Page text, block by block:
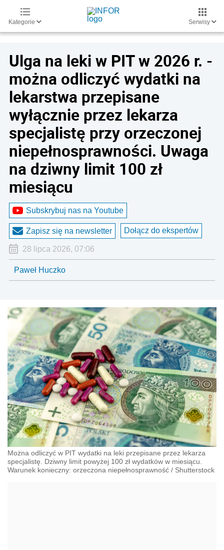
Kategorie Serwisy
Ulga na leki w PIT w 2026 r. -
można odliczyć wydatki na
lekarstwa przepisane
wyłącznie przez lekarza
specjalistę przy orzeczonej
niepełnosprawności. Uwaga
na dziwny limit 100 zł
miesiącu
Subskrybuj nas na Youtube
Zapisz się na newsletter Dołącz do ekspertów
28 lipca 2026, 07:06
Paweł Huczko
Można odliczyć w PIT wydatki na leki przepisane przez lekarza
specjalistę. Dziwny limit powyżej 100 zł wydatków w miesiącu.
Warunek konieczny: orzeczona niepełnosprawność / Shutterstock